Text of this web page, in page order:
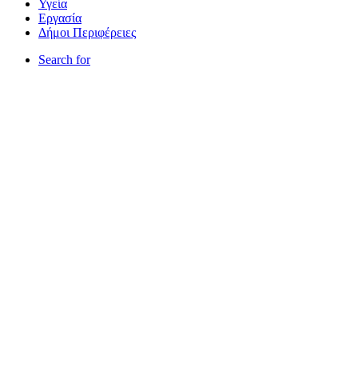
Υγεία
Εργασία
Δήμοι Περιφέρειες
Search for